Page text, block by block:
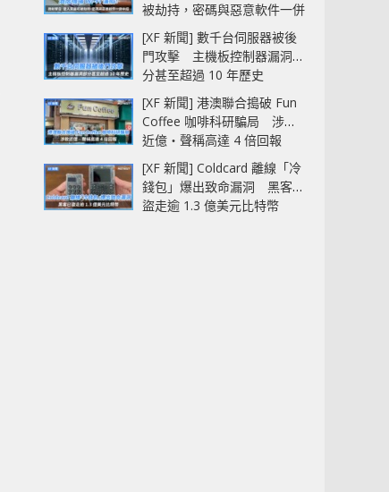
被劫持，密碼與惡意軟件一併
中招
[XF 新聞] 數千台伺服器被後
門攻擊 主機板控制器漏洞部
分甚至超過 10 年歷史
[XF 新聞] 港澳聯合搗破 Fun
Coffee 咖啡科研騙局 涉款
近億‧聲稱高達 4 倍回報
[XF 新聞] Coldcard 離線「冷
錢包」爆出致命漏洞 黑客已
盜走逾 1.3 億美元比特幣